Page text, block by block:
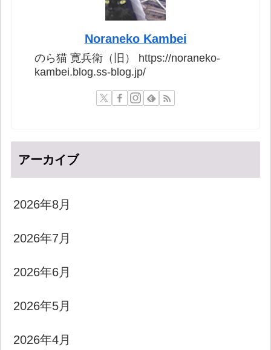
Noraneko Kambei
のら猫 寛兵衛（旧） https://noraneko-
kambei.blog.ss-blog.jp/
アーカイブ
2026年8月
2026年7月
2026年6月
2026年5月
2026年4月